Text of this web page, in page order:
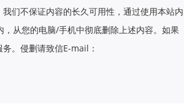
们不保证内容的长久可用性，通过使用本站内
从您的电脑/手机中彻底删除上述内容。如果
。侵删请致信E-mail：